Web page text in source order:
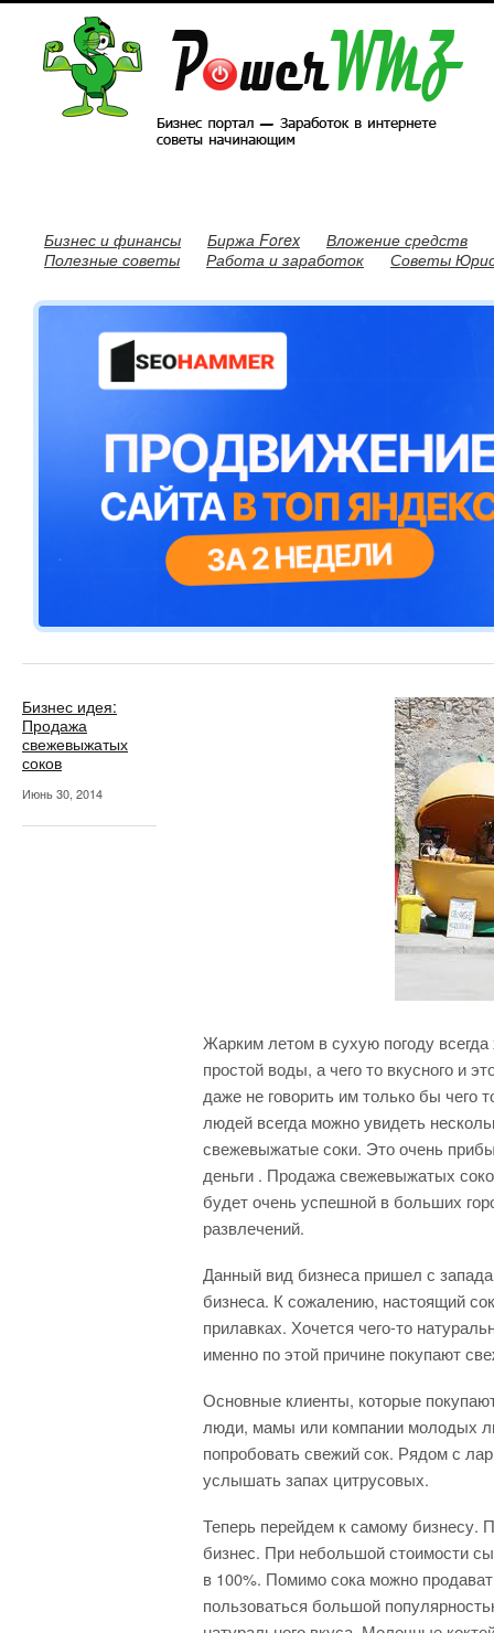
Бизнес и финансы Биржа Forex
Вложение средств
Полезные советы
Работа и заработок Советы
Бизнес идея:
Продажа
свежевыжатых
соков
Июнь 30, 2014
Жарким летом в сухую погоду
простой воды, а чего то вкусного и
даже не говорить им только бы чего
людей всегда можно увидеть
свежевыжатые соки. Это очень
деньги . Продажа свежевыжатых
будет очень успешной в больших
развлечений.
Данный вид бизнеса пришел с
бизнеса. К сожалению, настоящий
прилавках. Хочется чего-то
именно по этой причине покупают
Основные клиенты, которые
люди, мамы или компании молодых
попробовать свежий сок. Рядом с
услышать запах цитрусовых.
Теперь перейдем к самому бизнесу.
бизнес. При небольшой стоимости
в 100%. Помимо сока можно
пользоваться большой